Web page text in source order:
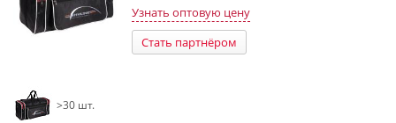
Узнать оптовую цену
Стать партнёром
>30 шт.